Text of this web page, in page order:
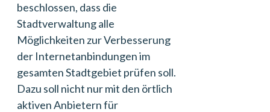
beschlossen, dass die
Stadtverwaltung alle
Möglichkeiten zur Verbesserung
der Internetanbindungen im
gesamten Stadtgebiet prüfen soll.
Dazu soll nicht nur mit den örtlich
aktiven Anbietern für